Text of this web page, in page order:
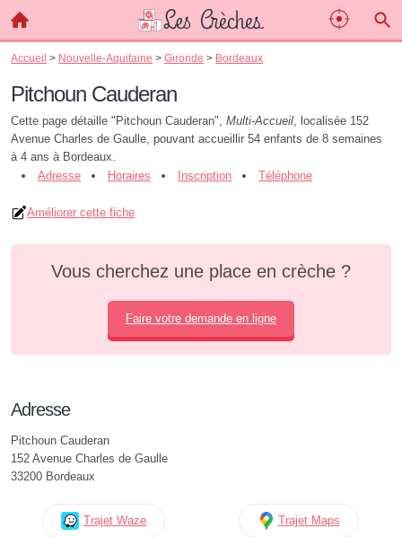
Accueil > Nouvelle-Aquitaine > Gironde > Bordeaux
Pitchoun Cauderan
Cette page détaille "Pitchoun Cauderan", Multi-Accueil, localisée 152
Avenue Charles de Gaulle, pouvant accueillir 54 enfants de 8 semaines
à 4 ans à Bordeaux.
Adresse
Horaires Inscription Téléphone
Améliorer cette fiche
Vous cherchez une place en crèche ?
Faire votre demande en ligne
Adresse
Pitchoun Cauderan
152 Avenue Charles de Gaulle
33200 Bordeaux
Trajet Waze Trajet Maps